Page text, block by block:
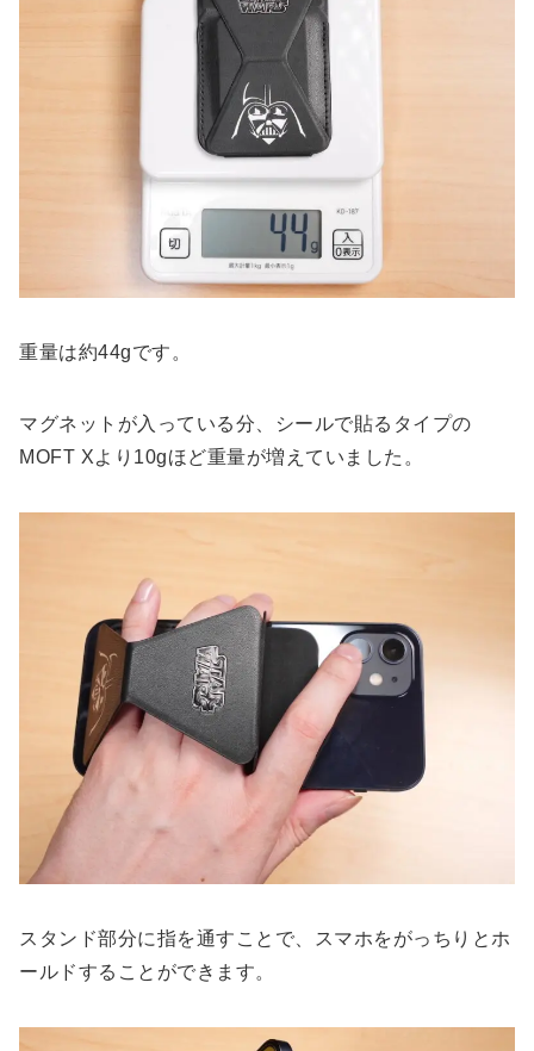
重量は約44gです。
マグネットが入っている分、シールで貼るタイプの
MOFT Xより10gほど重量が増えていました。
スタンド部分に指を通すことで、スマホをがっちりとホ
ールドすることができます。